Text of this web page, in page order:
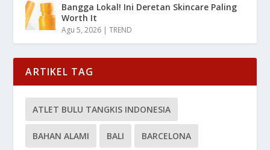
Bangga Lokal! Ini Deretan Skincare Paling
Worth It
Agu 5, 2026 |TREND
ARTIKEL TAG
ATLET BULU TANGKIS INDONESIA
BAHAN ALAMI BALI BARCELONA